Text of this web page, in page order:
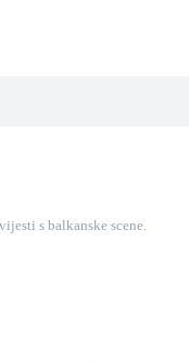
s balkanske scene.